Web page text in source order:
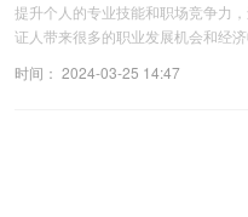
提升个人的专业技能和职场竞争力
证人带来很多的职业发展机会和经
选择参加专业的二级建造师辅导班备
时间： 2024-03-25 14:47